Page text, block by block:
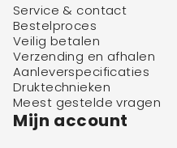
Service & contact
Bestelproces
Veilig betalen
Verzending en afhalen
Aanleverspecificaties
Druktechnieken
Meest gestelde vragen
Mijn account